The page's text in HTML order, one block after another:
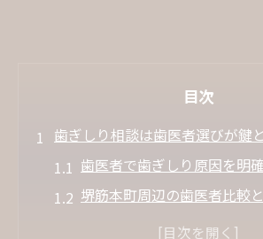
目次
歯ぎしり相談は歯医者選びが鍵
歯医者で歯ぎしり原因を明
堺筋本町周辺の歯医者比較